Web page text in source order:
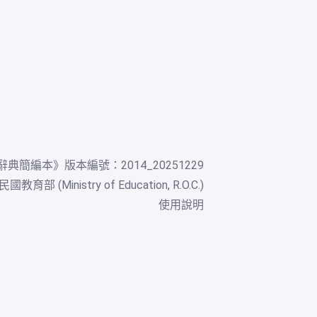
典簡編本》版本編號：2014_20251229
國教育部 (Ministry of Education, R.O.C.)
使用說明